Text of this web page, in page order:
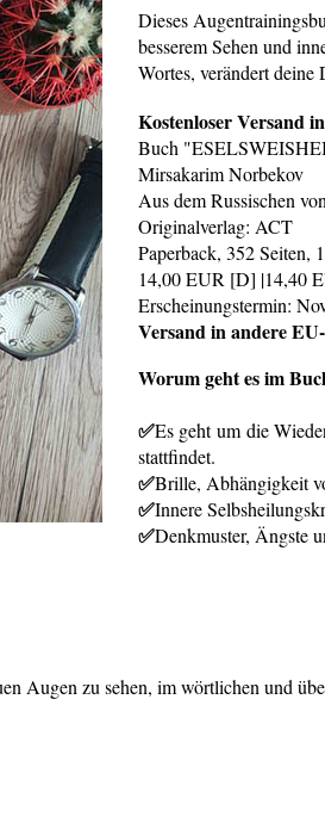
Dieses
besserem Sehen und
Wortes, verändert deine
Kostenloser Versand
Buch
Mirsakarim Norbekov
Aus dem Russischen
Originalverlag: ACT
Paperback, 352 Seiten,
14,00 EUR [D] |14,40
Erscheinungstermin:
Versand in andere
Worum geht es im
✅Es geht um die
stattfindet.
✅Brille, Abhängigkeit
✅Innere
✅Denkmuster, Ängste
Augen zu sehen, im wörtlichen und